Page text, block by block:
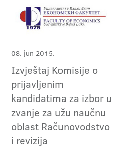
08. jun 2015.
Izvještaj Komisije o
prijavljenim
kandidatima za izbor u
zvanje za užu naučnu
oblast Računovodstvo
i revizija